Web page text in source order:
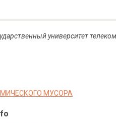
университет
МУСОРА